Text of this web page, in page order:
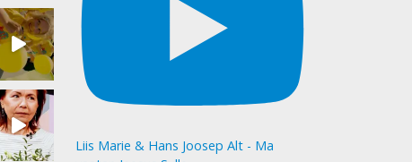
Liis Marie & Hans Joosep Alt - Ma